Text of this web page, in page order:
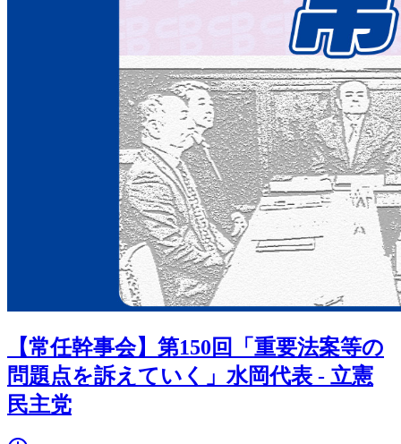
【常任幹事会】第150回「重要法案等の
問題点を訴えていく」水岡代表 - 立憲
民主党